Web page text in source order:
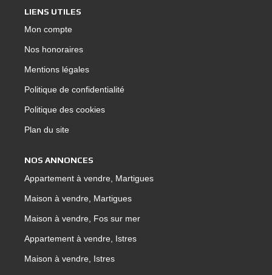
LIENS UTILES
Mon compte
Nos honoraires
Mentions légales
Politique de confidentialité
Politique des cookies
Plan du site
NOS ANNONCES
Appartement à vendre, Martigues
Maison à vendre, Martigues
Maison à vendre, Fos sur mer
Appartement à vendre, Istres
Maison à vendre, Istres